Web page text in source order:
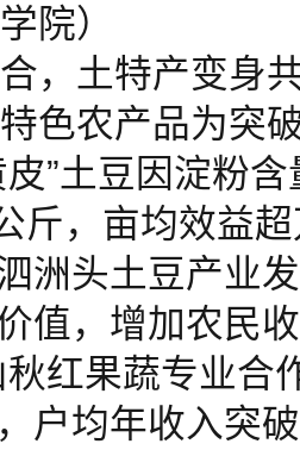
院）
，土特产变身
色农产品为突
”土豆因淀粉
斤，亩均效益
洲头土豆产业
值，增加农民
秋红果蔬专业合
户均年收入突